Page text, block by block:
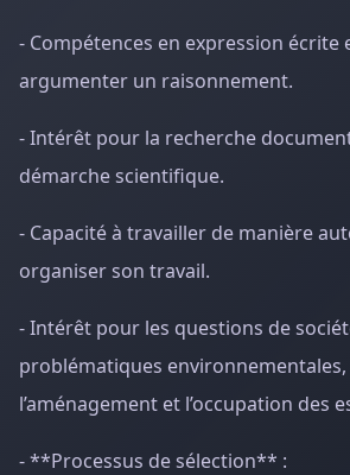
- Compétences en expression écrite
argumenter un raisonnement.
- Intérêt pour la recherche
démarche scientifique.
- Capacité à travailler de manière
organiser son travail.
- Intérêt pour les questions de
problématiques environnementales,
l’aménagement et l’occupation des
- **Processus de sélection** :